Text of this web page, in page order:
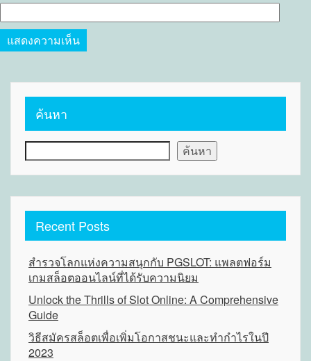
ค้นหา
ค้นหา
Recent Posts
สำรวจโลกแห่งความสนุกกับ PGSLOT: แพลตฟอร์ม
เกมสล็อตออนไลน์ที่ได้รับความนิยม
Unlock the Thrills of Slot Online: A Comprehensive
Guide
วิธีสมัครสล็อตเพื่อเพิ่มโอกาสชนะและทำกำไรในปี
2023